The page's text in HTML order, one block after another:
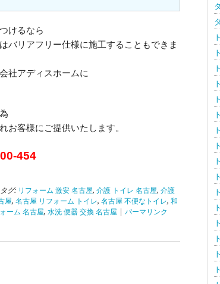
けるなら
バリアフリー仕様に施工することもできま
社アディスホームに
お客様にご提供いたします。
454
グ: リフォーム 激安 名古屋, 介護 トイレ 名古屋, 介護
屋, 名古屋 リフォーム トイレ, 名古屋 不便なトイレ, 和
ーム 名古屋, 水洗 便器 交換 名古屋 パーマリンク